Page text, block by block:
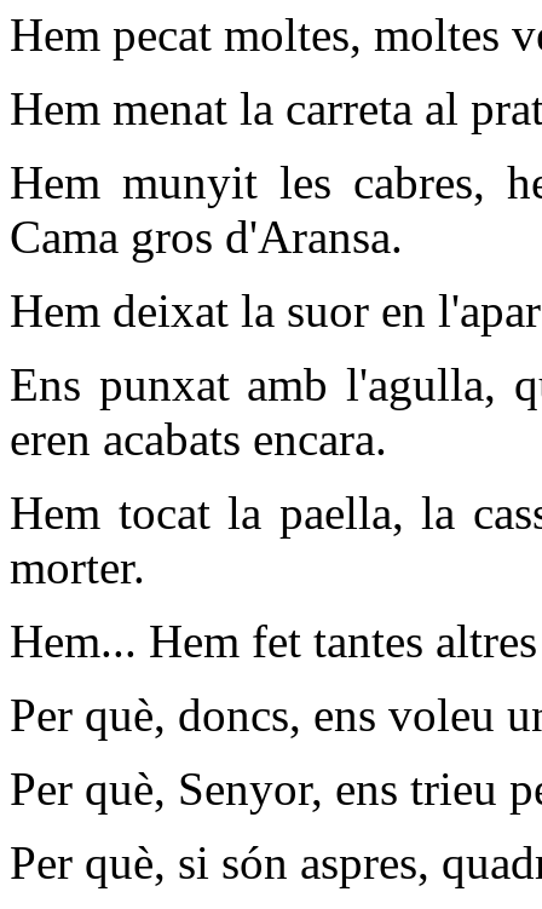
Hem pecat moltes, moltes
Hem menat la carreta al
Hem munyit les cabres,
Cama gros d'Aransa.
Hem deixat la suor en
Ens punxat amb l'agulla,
eren acabats encara.
Hem tocat la paella, la
morter.
Hem... Hem fet tantes
Per què, doncs, ens voleu
Per què, Senyor, ens trieu
Per què, si són aspres,